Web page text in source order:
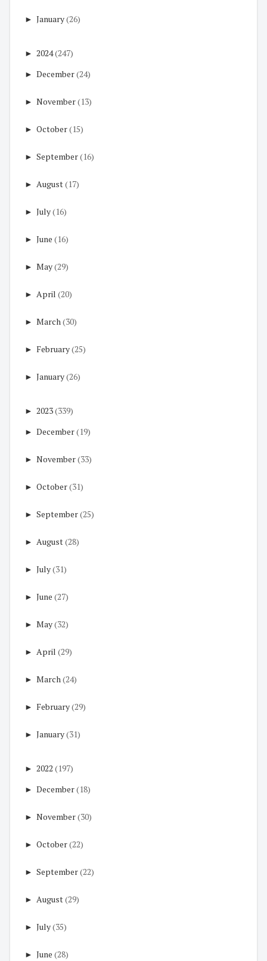
► January(26)
► 2024(247)
► December(24)
► November(13)
► October(15)
► September(16)
► August(17)
► July(16)
► June (16)
► May(29)
► April (20)
► March(30)
► February(25)
► January(26)
► 2023(339)
► December(19)
► November(33)
► October(31)
► September(25)
► August(28)
► July(31)
► June (27)
► May(32)
► April (29)
► March(24)
► February(29)
► January(31)
► 2022 (197)
► December(18)
► November(30)
► October(22)
► September(22)
► August(29)
► July(35)
► June (28)